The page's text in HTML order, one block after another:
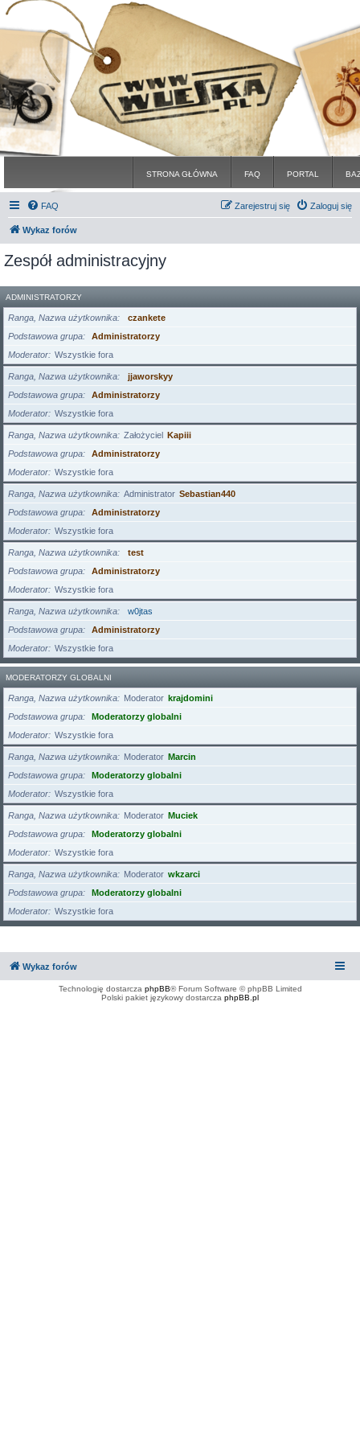
STRONA GŁÓWNA FAQ PORTAL
FAQ Zaloguj się
Zarejestruj się
Wykaz forów
Zespół administracyjny
ADMINISTRATORZY
Ranga, Nazwa użytkownika
czankete
Podstawowa grupa
Administratorzy
Moderator
Wszystkie fora
Ranga, Nazwa użytkownika
jjaworskyy
Podstawowa grupa
Administratorzy
Moderator
Wszystkie fora
Ranga, Nazwa użytkownika Założyciel Kapiii
Podstawowa grupa
Administratorzy
Moderator
Wszystkie fora
Ranga, Nazwa użytkownika Administrator Sebastian440
Podstawowa grupa
Administratorzy
Moderator
Wszystkie fora
Ranga, Nazwa użytkownika
test
Podstawowa grupa
Administratorzy
Moderator
Wszystkie fora
Ranga, Nazwa użytkownika
w0jtas
Podstawowa grupa
Administratorzy
Moderator
Wszystkie fora
MODERATORZY GLOBALNI
Ranga, Nazwa użytkownika Moderator krajdomini
Podstawowa grupa
Moderatorzy globalni
Moderator
Wszystkie fora
Ranga, Nazwa użytkownika Moderator Marcin
Podstawowa grupa
Moderatorzy globalni
Moderator
Wszystkie fora
Ranga, Nazwa użytkownika Moderator Muciek
Podstawowa grupa
Moderatorzy globalni
Moderator
Wszystkie fora
Ranga, Nazwa użytkownika Moderator wkzarci
Podstawowa grupa
Moderatorzy globalni
Moderator
Wszystkie fora
Wykaz forów
Technologię dostarcza phpBB® Forum Software © phpBB Limited
Polski pakiet językowy dostarcza phpBB.pl